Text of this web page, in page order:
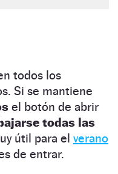
todos los
Si se mantiene
el botón de abrir
todas las
útil para el verano
de entrar.